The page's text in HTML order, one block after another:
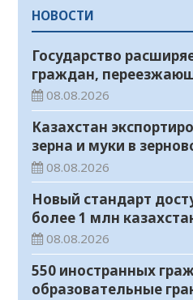
НОВОСТИ
Государство
граждан,
регионы для работы
08.08.2026
Казахстан
зерна и муки в
08.08.2026
Новый стандарт
более 1 млн
телемедицинские
08.08.2026
550 иностранных
образовательные